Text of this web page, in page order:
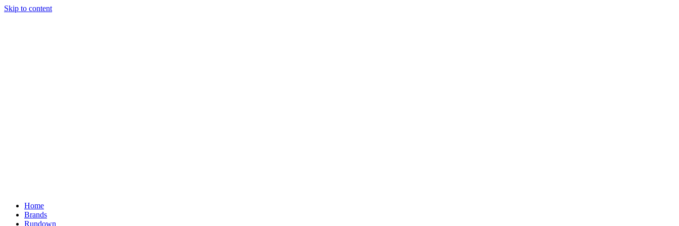
Skip to content
Home
Brands
Rundown